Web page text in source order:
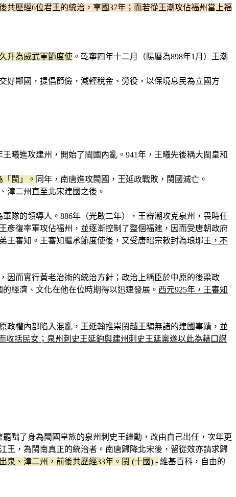
共歷經6位君王的統治，享國37年；而若從王潮攻佔福州當上福
升為威武軍節度使 。乾寧四年十二月（陽曆為898年1月）王潮
好鄰國，提倡節儉，減輕稅金、勞役，以保境息民為立國方
曦進攻建州，開始了閩國內亂。941年，王曦先後稱大閩皇和
「閩」。 同年，南唐進攻閩國，王延政戰敗，閩國滅亡。
漳二州直至北宋建國之後。
隊的領導人。886年（光啟二年），王審潮攻克泉州，畏時任
彥復率軍攻佔福州，並逐漸控制了整個福建，因而受唐朝政府
王審知。王審知繼承節度使後，又受唐昭宗敕封為琅琊王 ，不
因而實行黃老治術的統治方針；政治上稱臣於中原的後梁政
經濟、文化在他在位時期得以迅速發展。 西元925年，王審知
政權內部陷入混亂，王延翰推崇閩越王騶無諸的建國事蹟，並
收括民女；泉州刺史王延鈞與建州刺史王延稟遂以此為藉口謀
黜了身為閩國皇族的泉州刺史王繼勳，改由自己出任，次年更
王，為閩南真正的統治者。南唐歸降北宋後，留從效亦請求歸
泉、漳二州，前後共歷經33年。閩 (十國) - 維基百科，自由的